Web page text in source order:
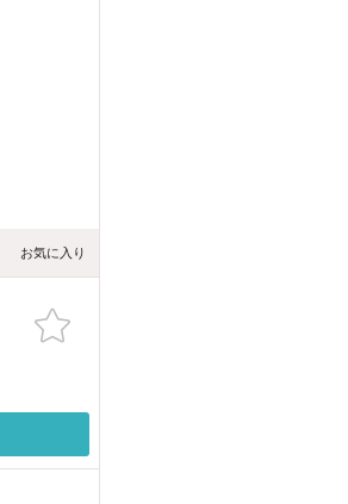
お気に入り